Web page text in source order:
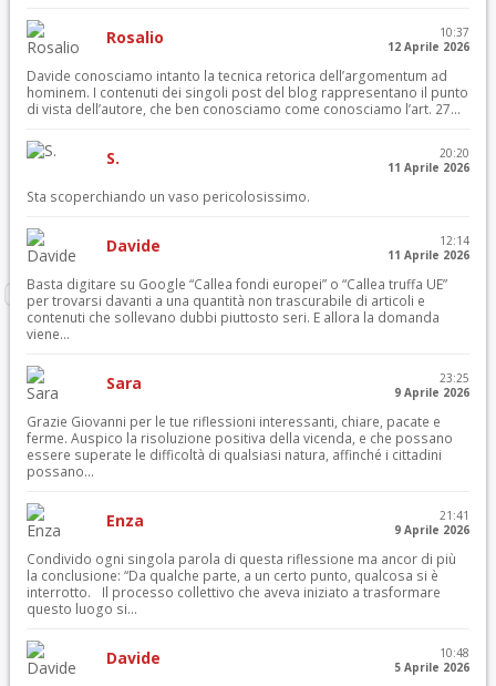
Rosalio
10:37
12 Aprile 2026
Davide conosciamo intanto la tecnica retorica dell’argomentum ad
hominem. I contenuti dei singoli post del blog rappresentano il punto
di vista dell’autore, che ben conosciamo come conosciamo l’art. 27...
S.
20:20
11 Aprile 2026
Sta scoperchiando un vaso pericolosissimo.
Davide
12:14
11 Aprile 2026
Basta digitare su Google “Callea fondi europei” o “Callea truffa UE”
per trovarsi davanti a una quantità non trascurabile di articoli e
contenuti che sollevano dubbi piuttosto seri. E allora la domanda
viene...
Sara
23:25
9 Aprile 2026
Grazie Giovanni per le tue riflessioni interessanti, chiare, pacate e
ferme. Auspico la risoluzione positiva della vicenda, e che possano
essere superate le difficoltà di qualsiasi natura, affinché i cittadini
possano...
Enza
21:41
9 Aprile 2026
Condivido ogni singola parola di questa riflessione ma ancor di più
la conclusione: “Da qualche parte, a un certo punto, qualcosa si è
interrotto. Il processo collettivo che aveva iniziato a trasformare
questo luogo si...
Davide
10:48
5 Aprile 2026